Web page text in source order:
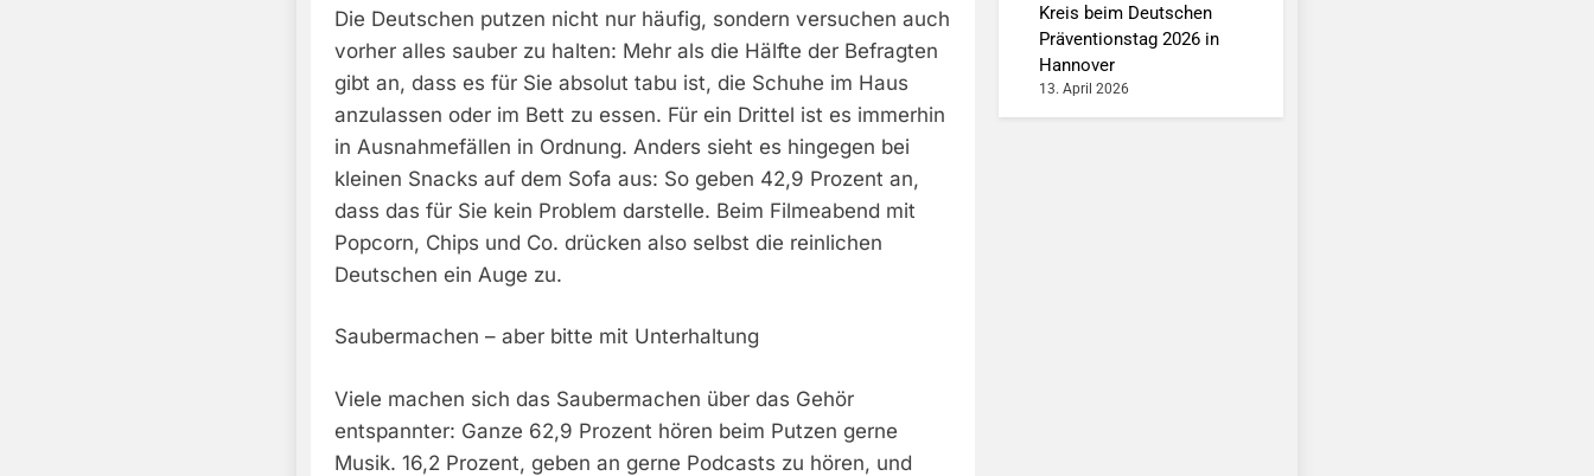
Die Deutschen putzen nicht nur häufig, sondern versuchen auch
vorher alles sauber zu halten: Mehr als die Hälfte der Befragten
gibt an, dass es für Sie absolut tabu ist, die Schuhe im Haus
anzulassen oder im Bett zu essen. Für ein Drittel ist es immerhin
in Ausnahmefällen in Ordnung. Anders sieht es hingegen bei
kleinen Snacks auf dem Sofa aus: So geben 42,9 Prozent an,
dass das für Sie kein Problem darstelle. Beim Filmeabend mit
Popcorn, Chips und Co. drücken also selbst die reinlichen
Deutschen ein Auge zu.
Saubermachen – aber bitte mit Unterhaltung
Viele machen sich das Saubermachen über das Gehör
entspannter: Ganze 62,9 Prozent hören beim Putzen gerne
Musik. 16,2 Prozent, geben an gerne Podcasts zu hören, und
Kreis beim Deutschen
Präventionstag 2026 in
Hannover
13. April 2026